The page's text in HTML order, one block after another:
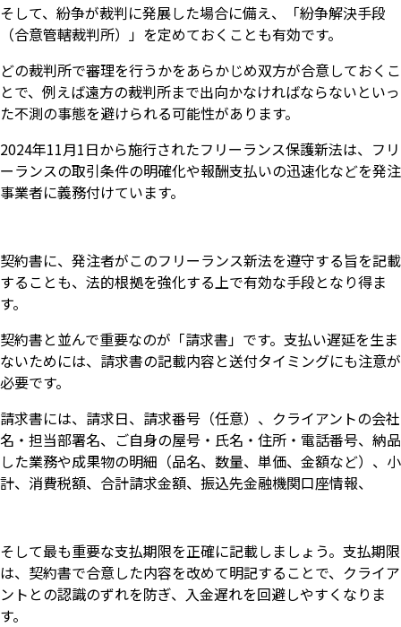
そして、紛争が裁判に発展した場合に備え、「紛争解決手段
（合意管轄裁判所）」を定めておくことも有効です。
どの裁判所で審理を行うかをあらかじめ双方が合意しておくこ
とで、例えば遠方の裁判所まで出向かなければならないといっ
た不測の事態を避けられる可能性があります。
2024年11月1日から施行されたフリーランス保護新法は、フリ
ーランスの取引条件の明確化や報酬支払いの迅速化などを発注
事業者に義務付けています。
契約書に、発注者がこのフリーランス新法を遵守する旨を記載
することも、法的根拠を強化する上で有効な手段となり得ま
す。
契約書と並んで重要なのが「請求書」です。支払い遅延を生ま
ないためには、請求書の記載内容と送付タイミングにも注意が
必要です。
請求書には、請求日、請求番号（任意）、クライアントの会社
名・担当部署名、ご自身の屋号・氏名・住所・電話番号、納品
した業務や成果物の明細（品名、数量、単価、金額など）、小
計、消費税額、合計請求金額、振込先金融機関口座情報、
そして最も重要な支払期限を正確に記載しましょう。支払期限
は、契約書で合意した内容を改めて明記することで、クライア
ントとの認識のずれを防ぎ、入金遅れを回避しやすくなりま
す。